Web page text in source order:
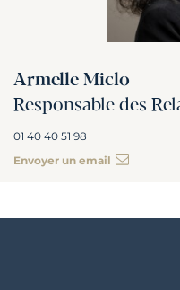
Armelle Miclo
Responsable des
01 40 40 51 98
Envoyer un email